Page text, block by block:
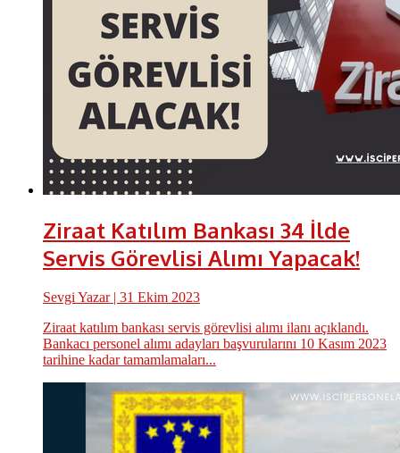
Ziraat Katılım Bankası 34 İlde
Servis Görevlisi Alımı Yapacak!
Sevgi Yazar| 31 Ekim 2023
Ziraat katılım bankası servis görevlisi alımı ilanı açıklandı.
Bankacı personel alımı adayları başvurularını 10 Kasım 2023
tarihine kadar tamamlamaları...